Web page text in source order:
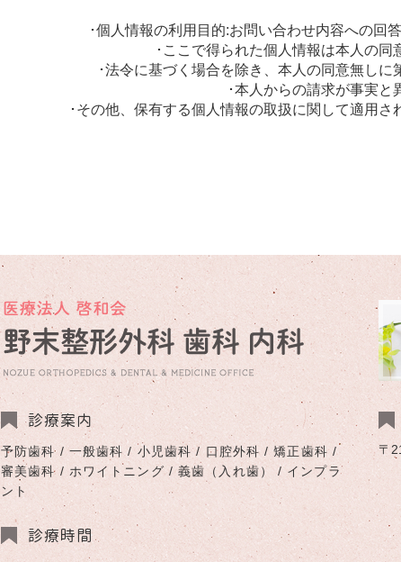
･個人情報の利用目的:お問い合わせ内容への回
･ここで得られた個人情報は本人の同
･法令に基づく場合を除き、本人の同意無しに
･本人からの請求が事実と
･その他、保有する個人情報の取扱に関して適用
診療案内
予防歯科 / 一般歯科 / 小児歯科 / 口腔外科 / 矯正歯科 /
審美歯科 / ホワイトニング / 義歯（入れ歯） / インプラ
ント
診療時間
〒